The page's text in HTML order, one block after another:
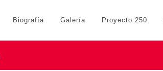
Biografía Galería Proyecto 250